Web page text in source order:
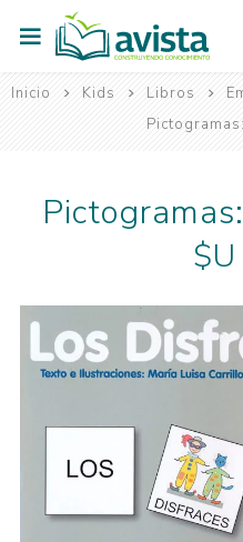
Inicio Kids Libros